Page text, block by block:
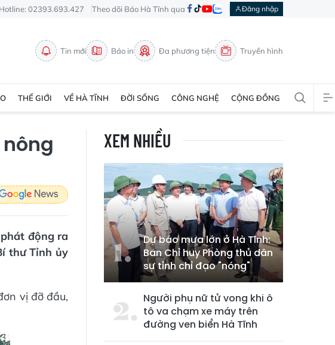
Hotline: 02393.693.427 Theo dõi Báo Hà Tĩnh qua Đăng nhập
Tin mới Báo in Đa phương tiện Truyền hình
THẾ GIỚI VỀ HÀ TĨNH ĐỜI SỐNG CÔNG NGHỆ CỘNG ĐỒNG
động ra
thư Tỉnh ủy
vị đỡ đầu,
XEM NHIỀU
Dự báo mưa lớn ở Hà Tĩnh:
Ban Chỉ huy Phòng thủ dân
sự tỉnh chỉ đạo "nóng"
Người phụ nữ tử vong khi ô
tô va chạm xe máy trên
đường ven biển Hà Tĩnh